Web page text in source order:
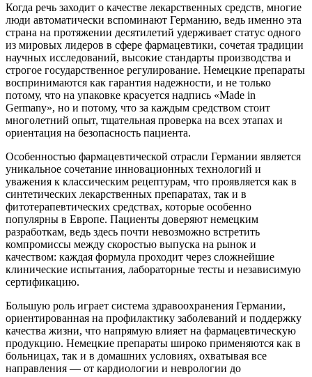
Когда речь заходит о качестве лекарственных средств, многие
люди автоматически вспоминают Германию, ведь именно эта
страна на протяжении десятилетий удерживает статус одного
из мировых лидеров в сфере фармацевтики, сочетая традиции
научных исследований, высокие стандарты производства и
строгое государственное регулирование. Немецкие препараты
воспринимаются как гарантия надежности, и не только
потому, что на упаковке красуется надпись «Made in
Germany», но и потому, что за каждым средством стоит
многолетний опыт, тщательная проверка на всех этапах и
ориентация на безопасность пациента.
Особенностью фармацевтической отрасли Германии является
уникальное сочетание инновационных технологий и
уважения к классическим рецептурам, что проявляется как в
синтетических лекарственных препаратах, так и в
фитотерапевтических средствах, которые особенно
популярны в Европе. Пациенты доверяют немецким
разработкам, ведь здесь почти невозможно встретить
компромиссы между скоростью выпуска на рынок и
качеством: каждая формула проходит через сложнейшие
клинические испытания, лабораторные тесты и независимую
сертификацию.
Большую роль играет система здравоохранения Германии,
ориентированная на профилактику заболеваний и поддержку
качества жизни, что напрямую влияет на фармацевтическую
продукцию. Немецкие препараты широко применяются как в
больницах, так и в домашних условиях, охватывая все
направления — от кардиологии и неврологии до